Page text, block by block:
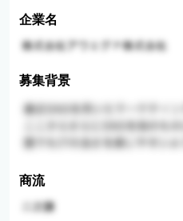
企業名
募集背景
商流